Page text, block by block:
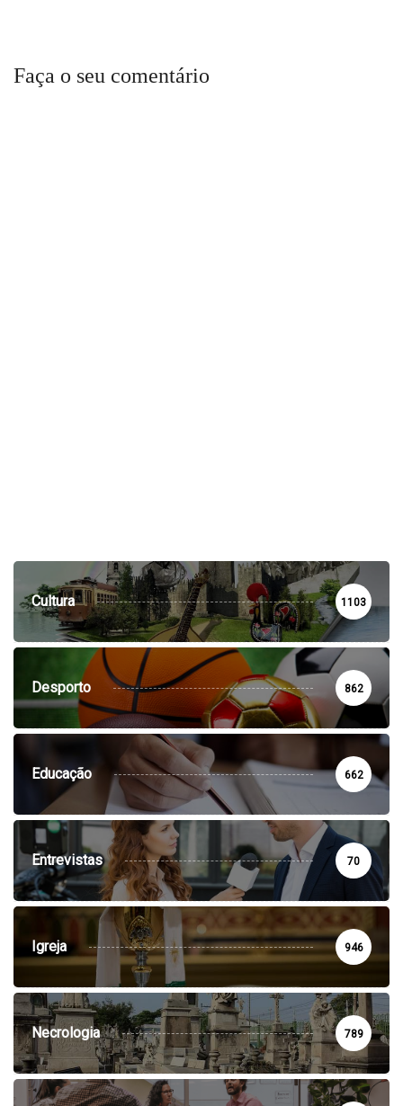
Faça o seu comentário
Cultura 1103
Desporto 862
Educação 662
Entrevistas 70
Igreja 946
Necrologia 789